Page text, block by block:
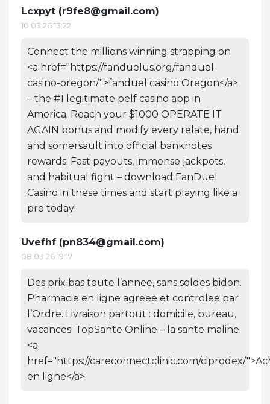
Lcxpyt (r9fe8@gmail.com)
10.03.26 13:22
Connect the millions winning strapping on
<a href="https://fanduelus.org/fanduel-
casino-oregon/">fanduel casino Oregon</a>
– the #1 legitimate pelf casino app in
America. Reach your $1000 OPERATE IT
AGAIN bonus and modify every relate, hand
and somersault into official banknotes
rewards. Fast payouts, immense jackpots,
and habitual fight – download FanDuel
Casino in these times and start playing like a
pro today!
Uvefhf (pn834@gmail.com)
08.03.26 19:17
Des prix bas toute l’annee, sans soldes bidon.
Pharmacie en ligne agreee et controlee par
l’Ordre. Livraison partout : domicile, bureau,
vacances. TopSante Online – la sante maline.
<a
href="https://careconnectclinic.com/ciprodex/
en ligne</a>